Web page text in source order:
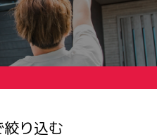
り込む